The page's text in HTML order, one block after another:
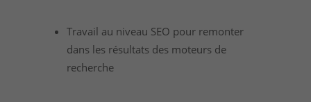
Travail au niveau SEO pour remonter
dans les résultats des moteurs de
recherche